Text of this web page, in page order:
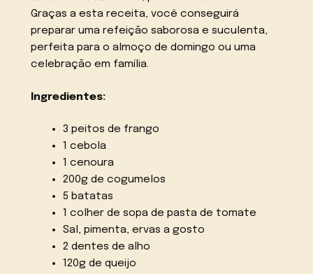
Graças a esta receita, você conseguirá
preparar uma refeição saborosa e suculenta,
perfeita para o almoço de domingo ou uma
celebração em família.
Ingredientes:
3 peitos de frango
1 cebola
1 cenoura
200g de cogumelos
5 batatas
1 colher de sopa de pasta de tomate
Sal, pimenta, ervas a gosto
2 dentes de alho
120g de queijo